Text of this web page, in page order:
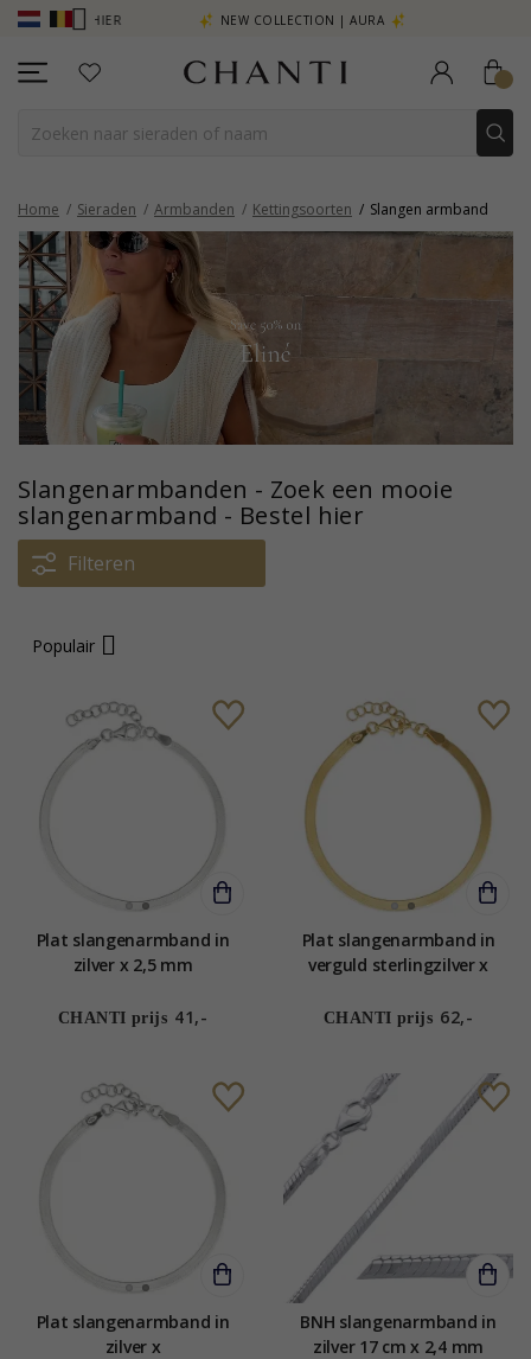
- KLIK HIER NEW COLLECTION | AURA
Home Sieraden Armbanden Kettingsoorten Slangen armband
Slangenarmbanden - Zoek een mooie
slangenarmband - Bestel hier
Filteren
Populair
Plat slangenarmband in
zilver x 2,5 mm
CHANTI prijs 41,-
Plat slangenarmband in
verguld sterlingzilver x
CHANTI prijs 62,-
Plat slangenarmband in
zilver x
BNH slangenarmband in
zilver 17 cm x 2,4 mm